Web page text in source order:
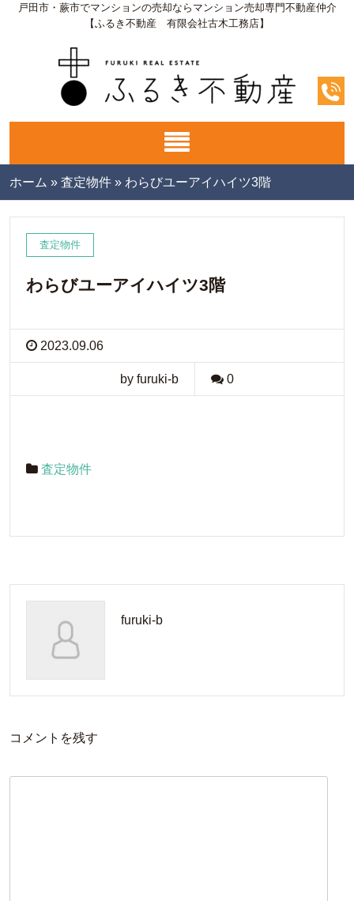
戸田市・蕨市でマンションの売却ならマンション売却専門不動産仲介
【ふるき不動産 有限会社古木工務店】
ホーム » 査定物件 » わらびユーアイハイツ3階
査定物件
わらびユーアイハイツ3階
2023.09.06
by furuki-b 0
査定物件
furuki-b
コメントを残す